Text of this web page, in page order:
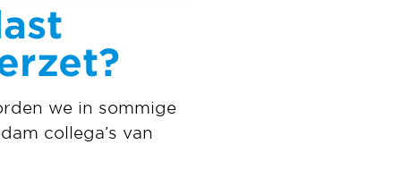
we in sommige
collega’s van